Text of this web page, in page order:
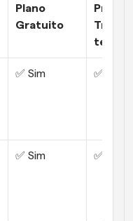
Plano
Gratuito
Preços
tes
✅ Sim ✅ Sim
✅ Sim ✅ Sim